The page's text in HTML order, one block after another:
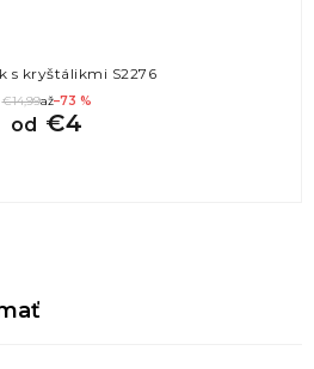
s kryštálikmi S2276
€14,99až–73 %
od €4